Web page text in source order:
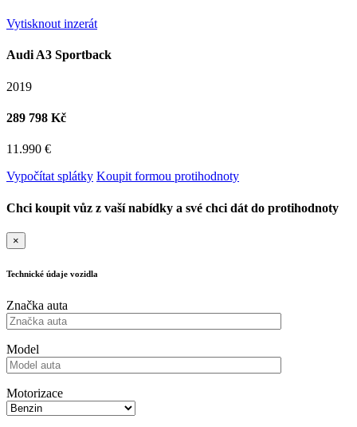
Vytisknout inzerát
Audi A3 Sportback
2019
289 798 Kč
11.990 €
Vypočítat splátky Koupit formou protihodnoty
Chci koupit vůz z vaší nabídky a své chci dát do protihodnoty
×
Technické údaje vozidla
Značka auta
Model
Motorizace